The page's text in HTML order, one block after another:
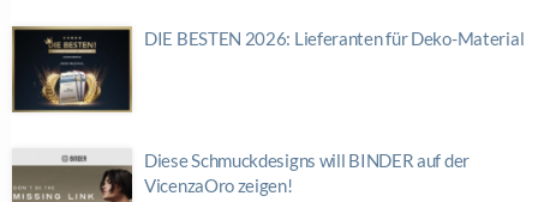
DIE BESTEN 2026: Lieferanten für Deko-Material
Diese Schmuckdesigns will BINDER auf der
VicenzaOro zeigen!